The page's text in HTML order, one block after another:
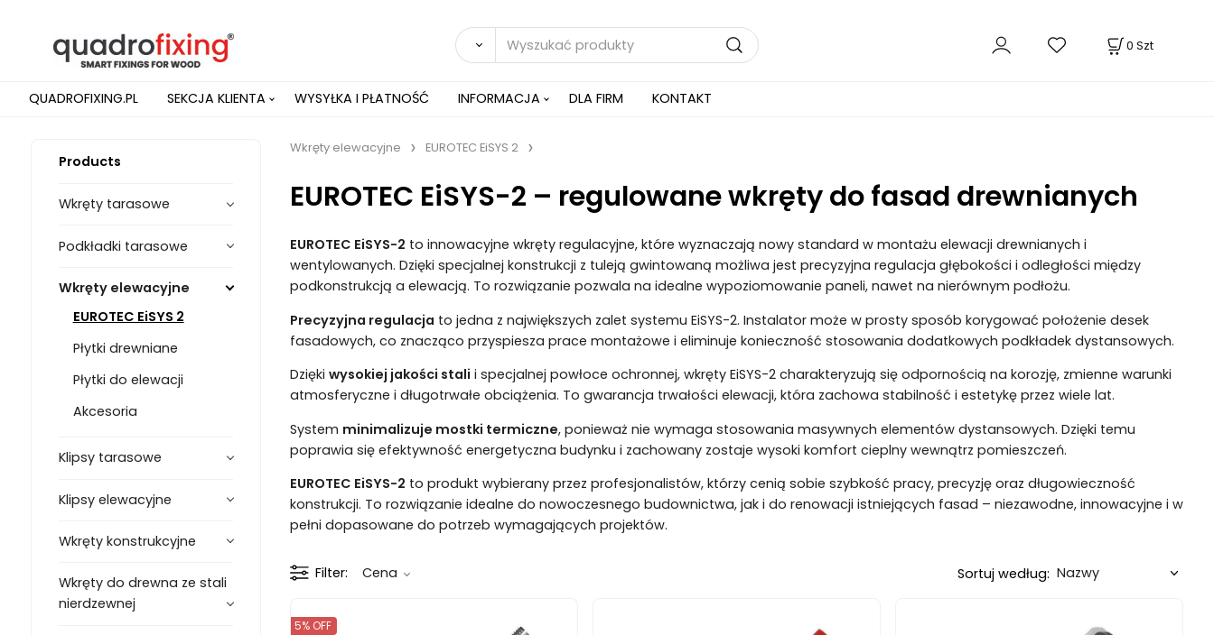
0 Szt
QUADROFIXING.PL SEKCJA KLIENTA WYSYŁKA I PŁATNOŚĆ INFORMACJA DLA FIRM KONTAKT
Products
Wkręty tarasowe
Podkładki tarasowe
Wkręty elewacyjne
EUROTEC EiSYS 2
Płytki drewniane
Płytki do elewacji
Akcesoria
Klipsy tarasowe
Klipsy elewacyjne
Wkręty konstrukcyjne
Wkręty do drewna ze stali
nierdzewnej
Wkręty elewacyjne EUROTEC EiSYS 2
EUROTEC EiSYS-2 – regulowane wkręty do fasad drewnianych
EUROTEC EiSYS-2 to innowacyjne wkręty regulacyjne, które wyznaczają nowy standard w montażu elewacji drewnianych i
wentylowanych. Dzięki specjalnej konstrukcji z tuleją gwintowaną możliwa jest precyzyjna regulacja głębokości i odległości między
podkonstrukcją a elewacją. To rozwiązanie pozwala na idealne wypoziomowanie paneli, nawet na nierównym podłożu.
Precyzyjna regulacja to jedna z największych zalet systemu EiSYS-2. Instalator może w prosty sposób korygować położenie desek
fasadowych, co znacząco przyspiesza prace montażowe i eliminuje konieczność stosowania dodatkowych podkładek dystansowych.
Dzięki wysokiej jakości stali i specjalnej powłoce ochronnej, wkręty EiSYS-2 charakteryzują się odpornością na korozję, zmienne warunki
atmosferyczne i długotrwałe obciążenia. To gwarancja trwałości elewacji, która zachowa stabilność i estetykę przez wiele lat.
System minimalizuje mostki termiczne, ponieważ nie wymaga stosowania masywnych elementów dystansowych. Dzięki temu
poprawia się efektywność energetyczna budynku i zachowany zostaje wysoki komfort cieplny wewnątrz pomieszczeń.
EUROTEC EiSYS-2 to produkt wybierany przez profesjonalistów, którzy cenią sobie szybkość pracy, precyzję oraz długowieczność
konstrukcji. To rozwiązanie idealne do nowoczesnego budownictwa, jak i do renowacji istniejących fasad – niezawodne, innowacyjne i w
pełni dopasowane do potrzeb wymagających projektów.
Filter Cena Sortuj według:
5% OFF